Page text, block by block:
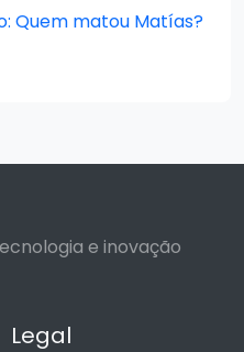
Quem matou Matías?
e inovação
Legal